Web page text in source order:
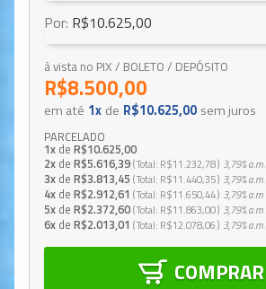
Por: R$10.625,00
à vista no PIX / BOLETO / DEPÓSITO
R$8.500,00
em até 1x de R$10.625,00 sem juros
PARCELADO
1x de R$10.625,00
2x de R$5.616,39 Total R$11.232,78 3,79%a.m.
3x de R$3.813,45 Total R$11.440,35 3,79%a.m.
4x de R$2.912,61 Total R$11.650,44 3,79%a.m.
5x de R$2.372,60 Total R$11.863,00 3,79%a.m.
6x de R$2.013,01 Total R$12.078,06 3,79%a.m.
COMPRAR